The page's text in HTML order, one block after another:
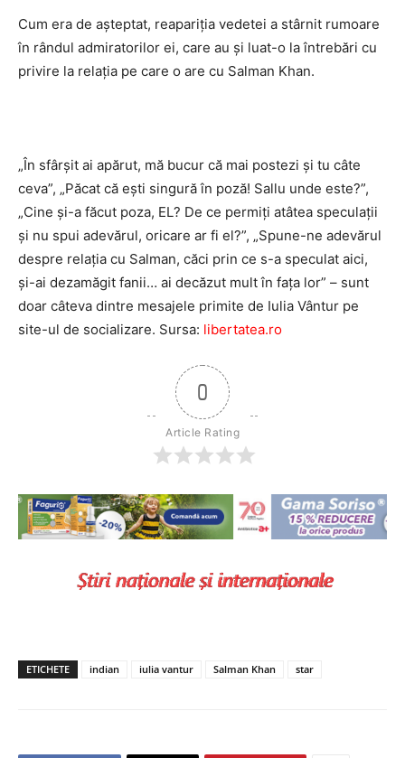
Cum era de aşteptat, reapariţia vedetei a stârnit rumoare
în rândul admiratorilor ei, care au şi luat-o la întrebări cu
privire la relaţia pe care o are cu Salman Khan.
„În sfârşit ai apărut, mă bucur că mai postezi şi tu câte
ceva”, „Păcat că eşti singură în poză! Sallu unde este?”,
„Cine şi-a făcut poza, EL? De ce permiţi atâtea speculaţii
şi nu spui adevărul, oricare ar fi el?”, „Spune-ne adevărul
despre relaţia cu Salman, căci prin ce s-a speculat aici,
şi-ai dezamăgit fanii… ai decăzut mult în faţa lor” – sunt
doar câteva dintre mesajele primite de Iulia Vântur pe
site-ul de socializare. Sursa: libertatea.ro
0
Article Rating
ETICHETE indian iulia vantur Salman Khan star